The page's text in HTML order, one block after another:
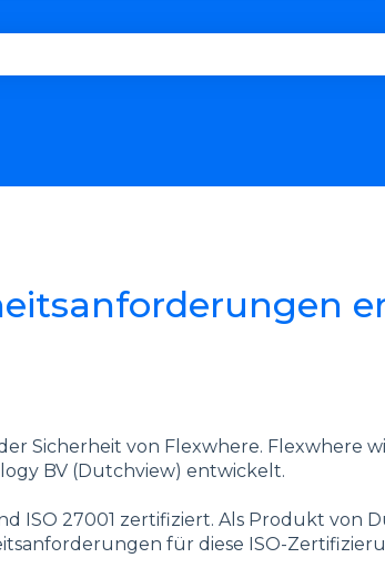
Sicherheit von Flexwhere. Flexwhere
BV (Dutchview) entwickelt.
ISO 27001 zertifiziert. Als Produkt von
für diese ISO-